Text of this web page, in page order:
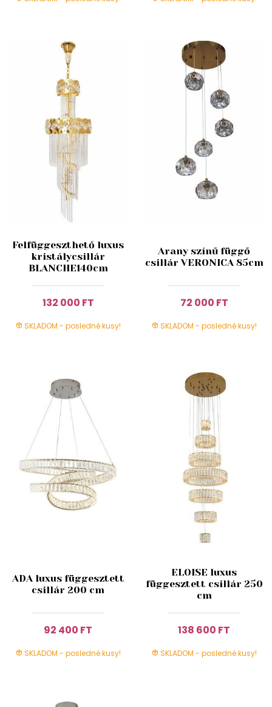
Felfüggeszthető luxus
kristálycsillár
BLANCHE140cm
132 000 FT
SKLADOM - posledné kusy!
Arany színű függő
csillár VERONICA 85cm
72 000 FT
SKLADOM - posledné kusy!
ADA luxus függesztett
csillár 200 cm
92 400 FT
SKLADOM - posledné kusy!
ELOISE luxus
függesztett csillár 250
cm
138 600 FT
SKLADOM - posledné kusy!